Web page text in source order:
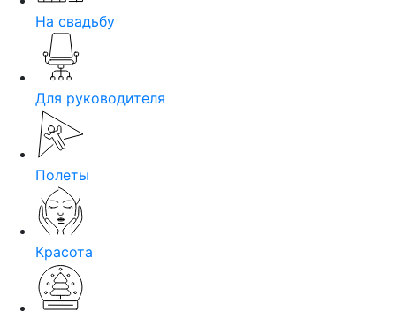
На свадьбу
Для руководителя
Полеты
Красота